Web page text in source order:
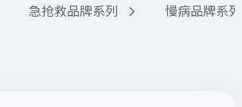
急抢救品牌系列  慢病品牌系列